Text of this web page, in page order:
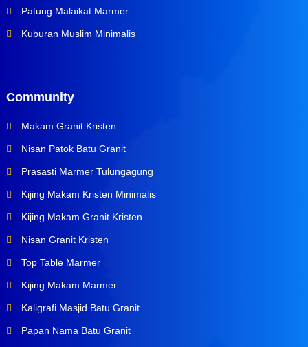
Patung Malaikat Marmer
Kuburan Muslim Minimalis
Community
Makam Granit Kristen
Nisan Patok Batu Granit
Prasasti Marmer Tulungagung
Kijing Makam Kristen Minimalis
Kijing Makam Granit Kristen
Nisan Granit Kristen
Top Table Marmer
Kijing Makam Marmer
Kaligrafi Masjid Batu Granit
Papan Nama Batu Granit